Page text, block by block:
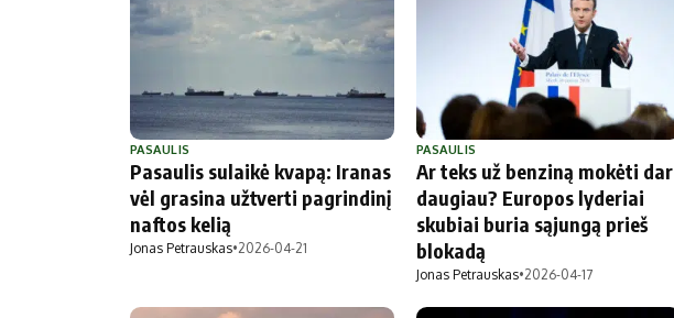
PASAULIS
Pasaulis sulaikė kvapą: Iranas
vėl grasina užtverti pagrindinį
naftos kelią
Jonas Petrauskas•2026-04-21
PASAULIS
Ar teks už benziną mokėti dar
daugiau? Europos lyderiai
skubiai buria sąjungą prieš
blokadą
Jonas Petrauskas•2026-04-17